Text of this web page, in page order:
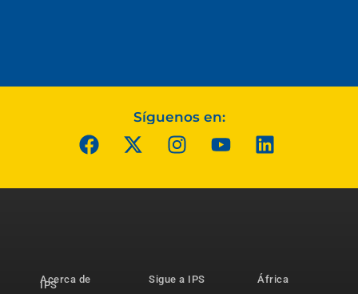
Síguenos en:
Acerca de
IPS
Sigue a IPS
África